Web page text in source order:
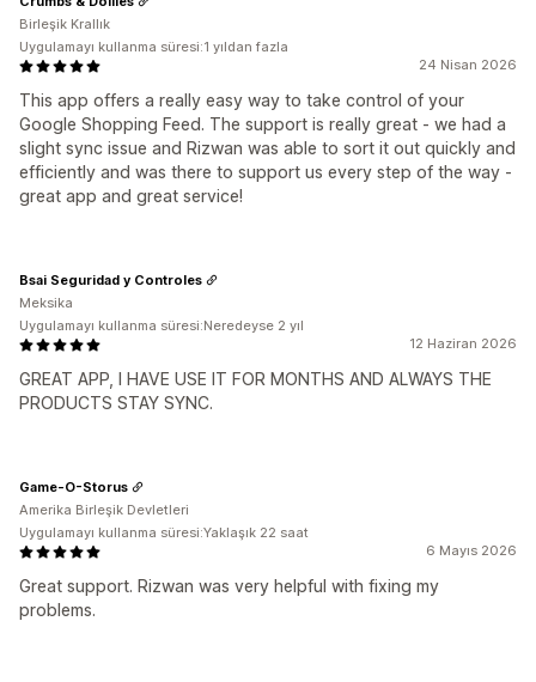
24 Nisan 2026
This app offers a really easy way to take control of your
Google Shopping Feed. The support is really great - we had a
slight sync issue and Rizwan was able to sort it out quickly and
efficiently and was there to support us every step of the way -
great app and great service!
Birleşik Krallık
Uygulamayı kullanma süresi:1 yıldan fazla
12 Haziran 2026
GREAT APP, I HAVE USE IT FOR MONTHS AND ALWAYS THE
PRODUCTS STAY SYNC.
Bsai Seguridad y Controles
Meksika
Uygulamayı kullanma süresi:Neredeyse 2 yıl
6 Mayıs 2026
Great support. Rizwan was very helpful with fixing my
problems.
Game-O-Storus
Amerika Birleşik Devletleri
Uygulamayı kullanma süresi:Yaklaşık 22 saat